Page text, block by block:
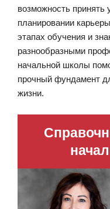
возможность принять
планировании
этапах обучения и
разнообразными
начальной школы
прочный фундамент
жизни.